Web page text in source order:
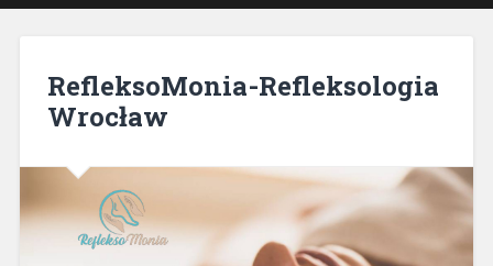
RefleksoMonia-Refleksologia
Wrocław